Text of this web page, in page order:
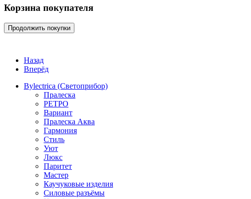
Корзина покупателя
Продолжить покупки
Назад
Вперёд
Bylectrica (Светоприбор)
Пралеска
РЕТРО
Вариант
Пралеска Аква
Гармония
Стиль
Уют
Люкс
Паритет
Мастер
Каучуковые изделия
Силовые разъёмы